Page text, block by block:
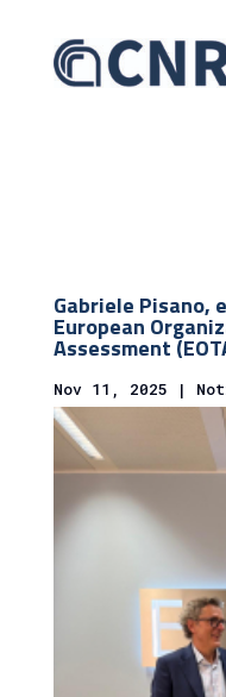
Gabriele
European
Assessment
Nov 11, 2025 |